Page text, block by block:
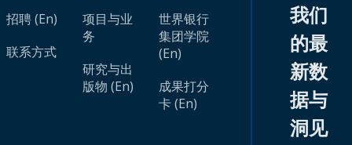
招聘 (En)
联系方式
项目与业
务
研究与出
版物 (En)
世界银行
集团学院
(En)
成果打分
卡 (En)
我们
的最
新数
据与
洞见